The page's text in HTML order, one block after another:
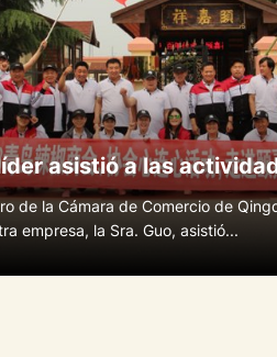
de la Cámara de Comercio de
empresa, la Sra. Guo, asistió...